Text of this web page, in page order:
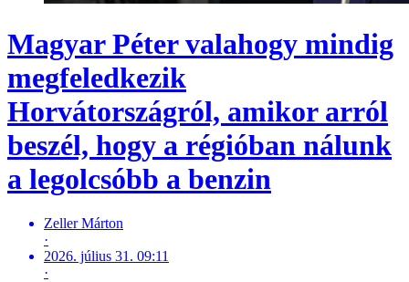
Magyar Péter valahogy mindig
megfeledkezik
Horvátországról, amikor arról
beszél, hogy a régióban nálunk
a legolcsóbb a benzin
Zeller Márton
·
2026. július 31. 09:11
·